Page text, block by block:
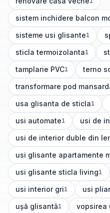
(1articole)
sistem inchidere balcon
(1articole)
sisteme usi glisante
(1articole) 1 (1
sticla termoizolanta
(1articole) 1 (1
tamplarie PVC
(1articole) 1 terno
(1
transformare pod
(1articole)
usa glisanta de sticla
(1articole) 1
usi automate
(1articole) 1 usi de
(1
usi de interior duble din
(1articole)
usi glisante apartamente
(1articole)
usi glisante sticla living
(1articole) 1
usi interior gri
(1articole) 1 usi
(1
ușă glisantă
(1articole) 1 vopsirea
(1